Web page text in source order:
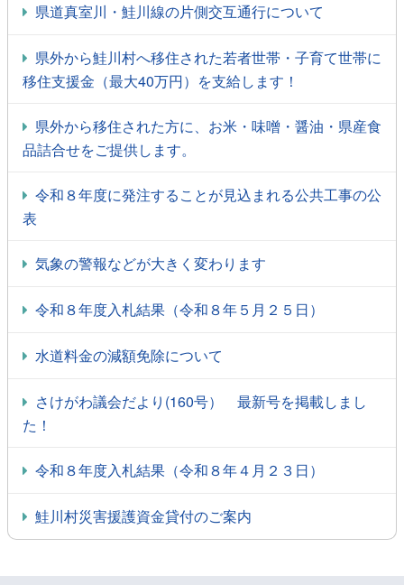
県道真室川・鮭川線の片側交互通行について
県外から鮭川村へ移住された若者世帯・子育て世帯に
移住支援金（最大40万円）を支給します！
県外から移住された方に、お米・味噌・醤油・県産食
品詰合せをご提供します。
令和８年度に発注することが見込まれる公共工事の公
表
気象の警報などが大きく変わります
令和８年度入札結果（令和８年５月２５日）
水道料金の減額免除について
さけがわ議会だより(160号） 最新号を掲載しまし
た！
令和８年度入札結果（令和８年４月２３日）
鮭川村災害援護資金貸付のご案内